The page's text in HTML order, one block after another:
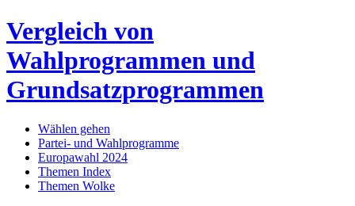
Vergleich von
Wahlprogrammen und
Grundsatzprogrammen
Wählen gehen
Partei- und Wahlprogramme
Europawahl 2024
Themen Index
Themen Wolke